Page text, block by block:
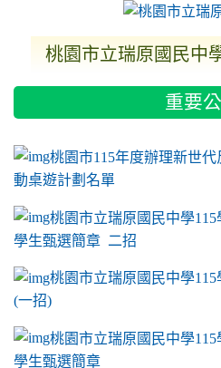
桃園市立瑞原國民中
重要
link to https://sites.google.com/a/
桃園市115年度辦理新世
動桌遊計劃名單
桃園市立瑞原國民中學
學生甄選簡章 二招
桃園市立瑞原國民中學
(一招)
桃園市立瑞原國民中學
學生甄選簡章